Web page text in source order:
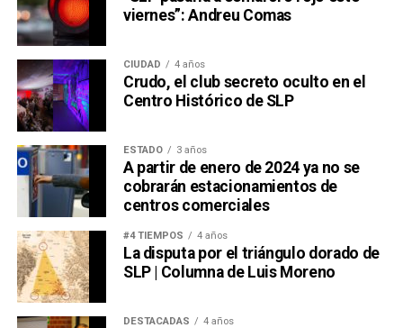
viernes”: Andreu Comas
CIUDAD 4 años
Crudo, el club secreto oculto en el
Centro Histórico de SLP
ESTADO 3 años
A partir de enero de 2024 ya no se
cobrarán estacionamientos de
centros comerciales
#4 TIEMPOS 4 años
La disputa por el triángulo dorado de
SLP | Columna de Luis Moreno
DESTACADAS 4 años